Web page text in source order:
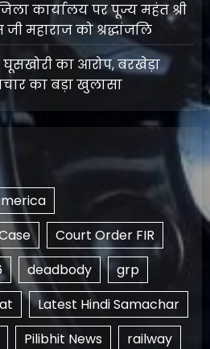
कार्यालय पर पूज्य महंत श्री
जी महाराज को श्रद्धांजलि
का आरोप, बरखेड़ा
का बड़ा खुलासा
Court Order FIR
deadbody
grp
Latest Hindi Samachar
Pilibhit News
railway